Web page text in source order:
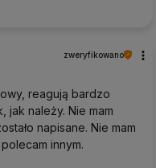
zweryfikowano
reagują bardzo
jak należy. Nie mam
napisane. Nie mam
innym.